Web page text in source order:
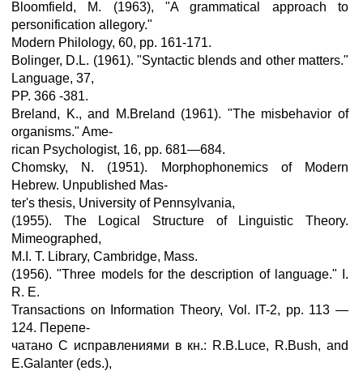
Bloomfield, M. (1963), "A grammatical approach to
personification allegory."
Modern Philology, 60, pp. 161-171.
Bolinger, D.L. (1961). "Syntactic blends and other matters."
Language, 37,
PP. 366 -381.
Breland, K., and M.Breland (1961). "The misbehavior of
organisms." Ame-
rican Psychologist, 16, pp. 681—684.
Chomsky, N. (1951). Morphophonemics of Modern
Hebrew. Unpublished Mas-
ter's thesis, University of Pennsylvania,
(1955). The Logical Structure of Linguistic Theory.
Mimeographed,
M.I. T. Library, Cambridge, Mass.
(1956). "Three models for the description of language." I.
R. Е.
Transactions on Information Theory, Vol. IT-2, pp. 113 —
124. Перепе-
чатано С исправлениями в кн.: R.B.Luce, R.Bush, and
E.Galanter (eds.),